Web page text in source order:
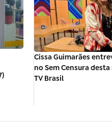
Cissa Guimarães
no Sem Censura desta
TV Brasil